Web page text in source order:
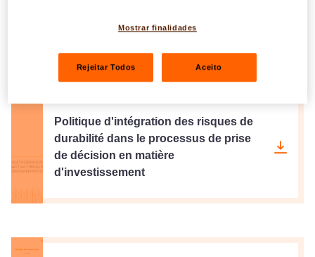
Invest for Future
Politique d'intégration des risques de
durabilité dans le processus de prise
de décision en matière
d'investissement
Mostrar finalidades
Rejeitar Todos Aceito